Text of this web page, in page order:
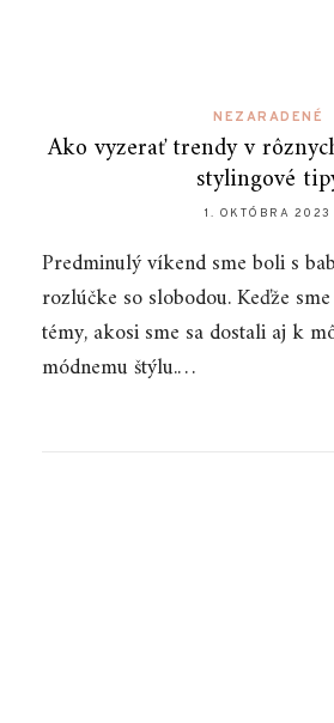
NEZARADENÉ
Ako vyzerať trendy v
stylingové
1. OKTÓBRA 2023
Predminulý víkend sme boli s
rozlúčke so slobodou. Keďže
témy, akosi sme sa dostali aj k
módnemu štýlu.…